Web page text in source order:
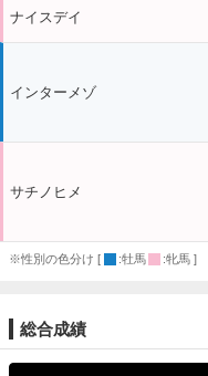
ナイスデイ
インターメゾ
サチノヒメ
※性別の色分け [ :牡馬 :牝馬 ]
総合成績